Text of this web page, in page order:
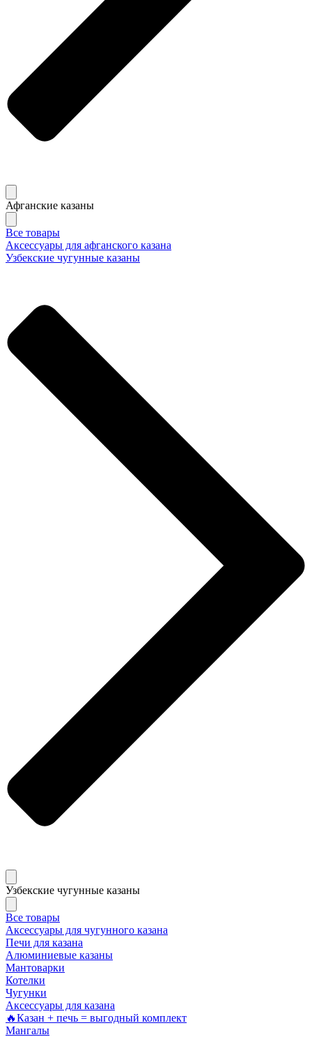
Афганские казаны
Все товары
Аксессуары для афганского казана
Узбекские чугунные казаны
Узбекские чугунные казаны
Все товары
Аксессуары для чугунного казана
Печи для казана
Алюминиевые казаны
Мантоварки
Котелки
Чугунки
Аксессуары для казана
🔥Казан + печь = выгодный комплект
Мангалы